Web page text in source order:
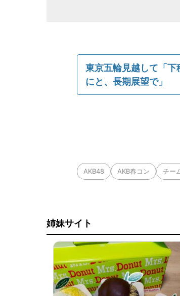
東京五輪見越して「
にと、長期展望で」
AKB48 AKB春コン チー
姉妹サイト